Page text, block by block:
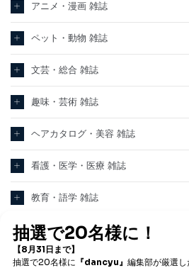
アニメ・漫画 雑誌
ペット・動物 雑誌
文芸・総合 雑誌
趣味・芸術 雑誌
ヘアカタログ・美容 雑誌
看護・医学・医療 雑誌
教育・語学 雑誌
テクノロジー・科学 雑誌
パソコン・PC 雑誌